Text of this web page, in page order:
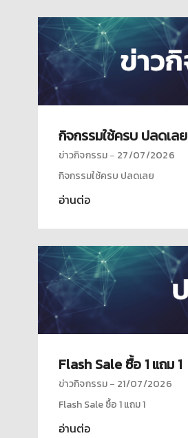
กิจกรรมใช้ครบ ปลดเลย
ข่าวกิจกรรม
27/07/2026
กิจกรรมใช้ครบ ปลดเลย
อ่านต่อ
Flash Sale ซื้อ 1 แถม 1
ข่าวกิจกรรม
21/07/2026
Flash Sale ซื้อ 1 แถม 1
อ่านต่อ